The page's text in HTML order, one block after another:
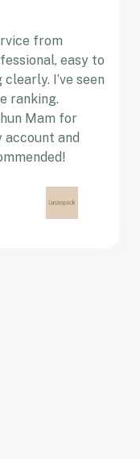
from
easy to
I’ve seen
ranking.
Mam for
and